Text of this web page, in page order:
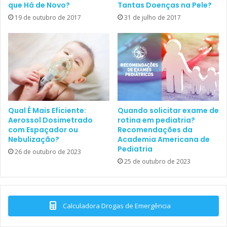
doença. Sendo assim, os autores deixam claro que o
procurando organizar o que já é sabido, definindo as
questões a serem esclarecidas e os possíveis caminhos a
serem seguidos.
que Há de Novo?
19 de outubro de 2017
Tantas Doenças na Pele?
31 de julho de 2017
Qual É Mais Eficiente:
Aerossol Dosimetrado
com Espaçador ou
Nebulização?
26 de outubro de 2023
Quando solicitar exame de
rotina em pediatria?
Recomendações da
Academia Americana de
Pediatria
25 de outubro de 2023
Calculadora Drogas de Emergência